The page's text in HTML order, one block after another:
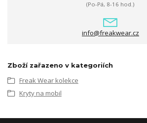
(Po-Pá, 8-16 hod.)
info@freakwear.cz
Zboží zařazeno v kategoriích
Freak Wear kolekce
Kryty na mobil